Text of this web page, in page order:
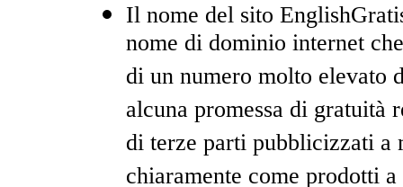
Il nome del sito
nome di dominio internet
di un numero molto elevato
alcuna promessa di gratuità
di terze parti pubblicizzati a
chiaramente come prodotti